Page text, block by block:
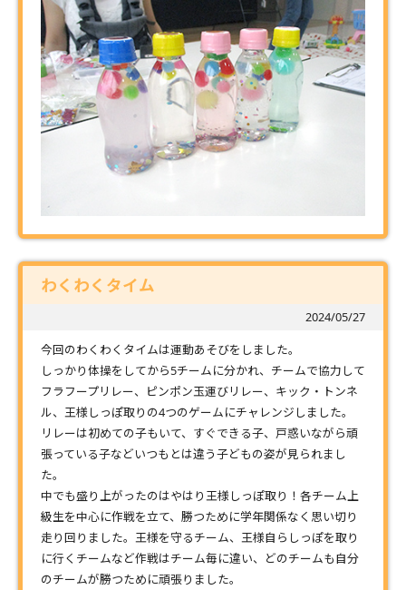
わくわくタイム
2024/05/27
今回のわくわくタイムは運動あそびをしました。
しっかり体操をしてから5チームに分かれ、チームで協力して
フラフープリレー、ピンポン玉運びリレー、キック・トンネ
ル、王様しっぽ取りの4つのゲームにチャレンジしました。
リレーは初めての子もいて、すぐできる子、戸惑いながら頑
張っている子などいつもとは違う子どもの姿が見られまし
た。
中でも盛り上がったのはやはり王様しっぽ取り！各チーム上
級生を中心に作戦を立て、勝つために学年関係なく思い切り
走り回りました。王様を守るチーム、王様自らしっぽを取り
に行くチームなど作戦はチーム毎に違い、どのチームも自分
のチームが勝つために頑張りました。